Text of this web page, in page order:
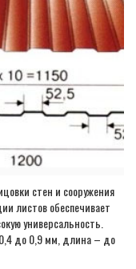
стен и сооружения
листов обеспечивает
универсальность.
до 0,9 мм, длина – до